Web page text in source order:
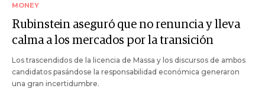
MONEY
Rubinstein aseguró que no renuncia y lleva
calma a los mercados por la transición
Los trascendidos de la licencia de Massa y los discursos de ambos
candidatos pasándose la responsabilidad económica generaron
una gran incertidumbre.